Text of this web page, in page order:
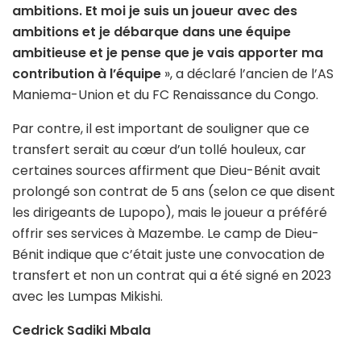
ambitions. Et moi je suis un joueur avec des
ambitions et je débarque dans une équipe
ambitieuse et je pense que je vais apporter ma
contribution à l’équipe », a déclaré l’ancien de l’AS
Maniema-Union et du FC Renaissance du Congo.
Par contre, il est important de souligner que ce
transfert serait au cœur d’un tollé houleux, car
certaines sources affirment que Dieu-Bénit avait
prolongé son contrat de 5 ans (selon ce que disent
les dirigeants de Lupopo), mais le joueur a préféré
offrir ses services à Mazembe. Le camp de Dieu-
Bénit indique que c’était juste une convocation de
transfert et non un contrat qui a été signé en 2023
avec les Lumpas Mikishi.
Cedrick Sadiki Mbala